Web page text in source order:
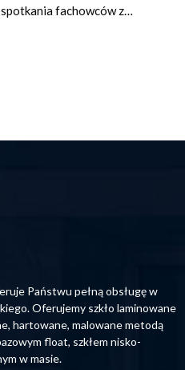
spotkania fachowców z…
Państwu pełną obsługę w
Oferujemy szkło laminowane
hartowane, malowane metodą
float, szkłem nisko-
w masie.